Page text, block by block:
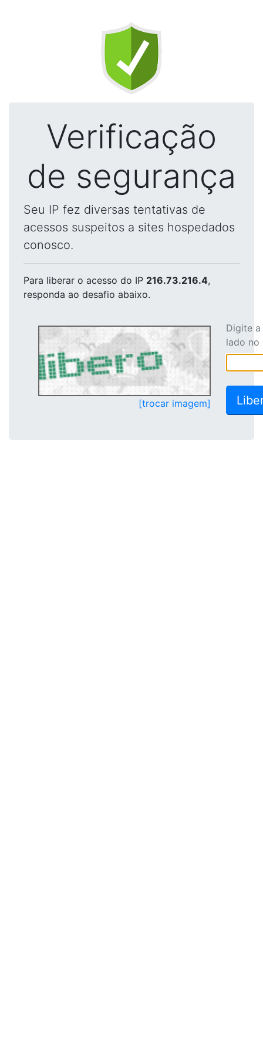
Verificação
de segurança
Seu IP fez diversas tentativas de
acessos suspeitos a sites hospedados
conosco.
Para liberar o acesso do IP 216.73.216.4,
responda ao desafio abaixo.
[trocar imagem]
Digite
lado no